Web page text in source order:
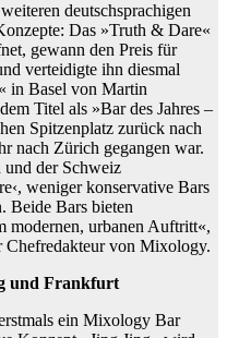
deutschsprachigen
Das »Truth & Dare«
gewann den Preis für
verteidigte ihn diesmal
in Basel von Martin
Titel als »Bar des Jahres –
Spitzenplatz zurück nach
nach Zürich gegangen war.
und der Schweiz
weniger konservative Bars
Beide Bars bieten
modernen, urbanen Auftritt«,
Chefredakteur von Mixology.
und Frankfurt
ein Mixology Bar